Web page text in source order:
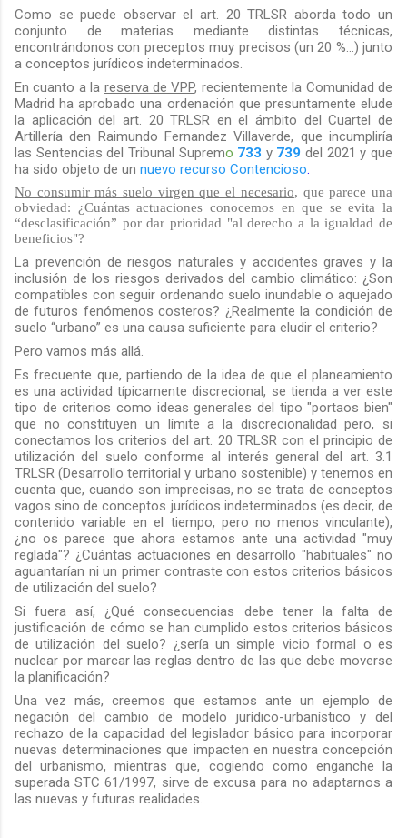
Como se puede observar el art. 20 TRLSR aborda todo un
conjunto de materias mediante distintas técnicas,
encontrándonos con preceptos muy precisos (un 20 %...) junto
a conceptos jurídicos indeterminados.
En cuanto a la reserva de VPP, recientemente la Comunidad de
Madrid ha aprobado una ordenación que presuntamente elude
la aplicación del art. 20 TRLSR en el ámbito del Cuartel de
Artillería den Raimundo Fernandez Villaverde, que incumpliría
las Sentencias del Tribunal Supremo 733 y 739 del 2021 y que
ha sido objeto de un nuevo recurso Contencioso.
No consumir más suelo virgen que el necesario, que parece una
obviedad: ¿Cuántas actuaciones conocemos en que se evita la
“desclasificación” por dar prioridad "al derecho a la igualdad de
beneficios"?
La prevención de riesgos naturales y accidentes graves y la
inclusión de los riesgos derivados del cambio climático: ¿Son
compatibles con seguir ordenando suelo inundable o aquejado
de futuros fenómenos costeros? ¿Realmente la condición de
suelo “urbano” es una causa suficiente para eludir el criterio?
Pero vamos más allá.
Es frecuente que, partiendo de la idea de que el planeamiento
es una actividad típicamente discrecional, se tienda a ver este
tipo de criterios como ideas generales del tipo "portaos bien"
que no constituyen un límite a la discrecionalidad pero, si
conectamos los criterios del art. 20 TRLSR con el principio de
utilización del suelo conforme al interés general del art. 3.1
TRLSR (Desarrollo territorial y urbano sostenible) y tenemos en
cuenta que, cuando son imprecisas, no se trata de conceptos
vagos sino de conceptos jurídicos indeterminados (es decir, de
contenido variable en el tiempo, pero no menos vinculante),
¿no os parece que ahora estamos ante una actividad "muy
reglada"? ¿Cuántas actuaciones en desarrollo "habituales" no
aguantarían ni un primer contraste con estos criterios básicos
de utilización del suelo?
Si fuera así, ¿Qué consecuencias debe tener la faltade
justificación de cómo se han cumplido estos criterios básicos
de utilización del suelo? ¿sería un simple vicio formal o es
nuclear por marcar las reglas dentro de las que debe moverse
la planificación?
Una vez más, creemos que estamos ante un ejemplo de
negación del cambio de modelo jurídico-urbanístico y del
rechazo de la capacidad del legislador básico para incorporar
nuevas determinacionesque impacten en nuestra concepción
del urbanismo, mientras que, cogiendo como enganche la
superada STC 61/1997, sirve de excusa para no adaptarnos a
las nuevas y futuras realidades.